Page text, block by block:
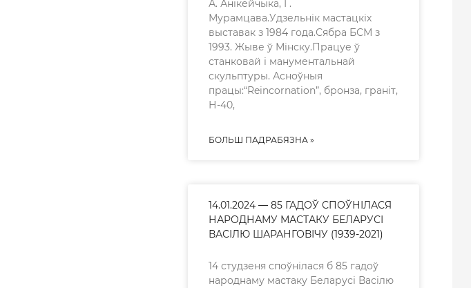
А. Анікейчыка, Г.
Мурамцава.Удзельнік мастацкіх
выставак з 1984 года.Сябра БСМ з
1993. Жыве ў Мінску.Працуе ў
станковай і манументальнай
скульптуры. Асноўныя
працы:“Reincornation”, бронза, граніт,
Н-40,
БОЛЬШ ПАДРАБЯЗНА »
14.01.2024 — 85 ГАДОЎ СПОЎНІЛАСЯ
НАРОДНАМУ МАСТАКУ БЕЛАРУСІ
ВАСІЛЮ ШАРАНГОВІЧУ (1939-2021)
14 студзеня споўнілася б 85 гадоў
народнаму мастаку Беларусі Васілю